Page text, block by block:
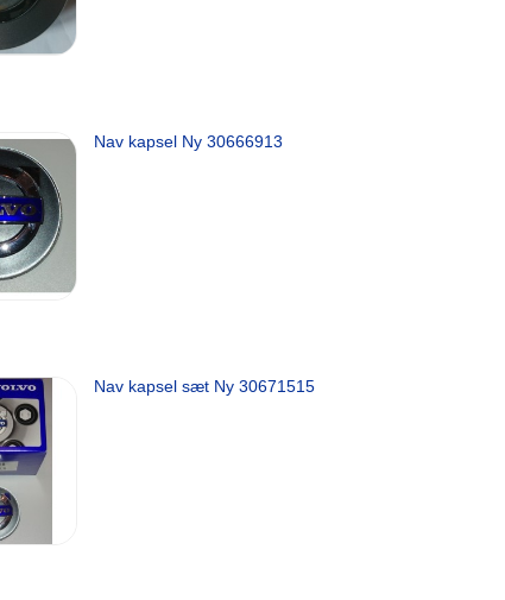
Nav kapsel Ny 30666913
Nav kapsel sæt Ny 30671515